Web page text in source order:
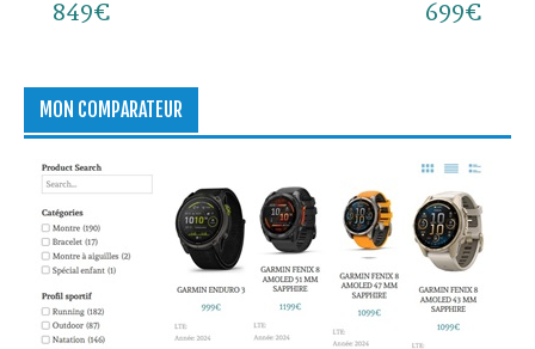
849€ 699€
MON COMPARATEUR